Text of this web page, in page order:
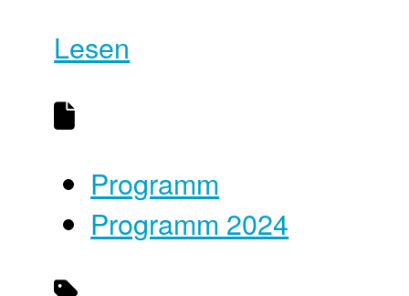
Lesen
Programm
Programm 2024